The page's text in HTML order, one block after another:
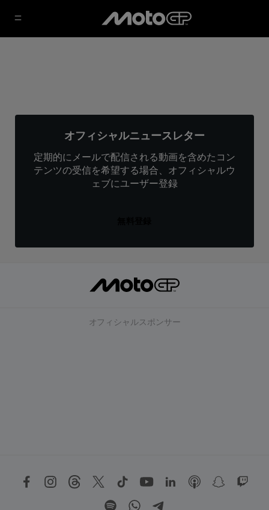
オフィシャルニュースレター
定期的にメールで配信される動画を含めたコン
テンツの受信を希望する場合、オフィシャルウ
ェブにユーザー登録
オフィシャルスポンサー